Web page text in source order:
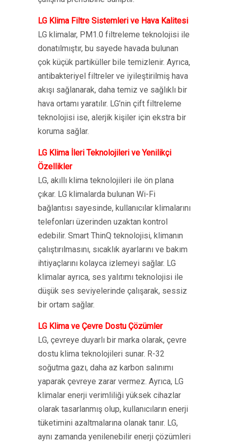
LG Klima Filtre Sistemleri ve Hava Kalitesi
LG klimalar, PM1.0 filtreleme teknolojisi ile
donatılmıştır, bu sayede havada bulunan
çok küçük partiküller bile temizlenir. Ayrıca,
antibakteriyel filtreler ve iyileştirilmiş hava
akışı sağlanarak, daha temiz ve sağlıklı bir
hava ortamı yaratılır. LG’nin çift filtreleme
teknolojisi ise, alerjik kişiler için ekstra bir
koruma sağlar.
LG Klima İleri Teknolojileri ve Yenilikçi
Özellikler
LG, akıllı klima teknolojileri ile ön plana
çıkar. LG klimalarda bulunan Wi-Fi
bağlantısı sayesinde, kullanıcılar klimalarını
telefonları üzerinden uzaktan kontrol
edebilir. Smart ThinQ teknolojisi, klimanın
çalıştırılmasını, sıcaklık ayarlarını ve bakım
ihtiyaçlarını kolayca izlemeyi sağlar. LG
klimalar ayrıca, ses yalıtımı teknolojisi ile
düşük ses seviyelerinde çalışarak, sessiz
bir ortam sağlar.
LG Klima ve Çevre Dostu Çözümler
LG, çevreye duyarlı bir marka olarak, çevre
dostu klima teknolojileri sunar. R-32
soğutma gazı, daha az karbon salınımı
yaparak çevreye zarar vermez. Ayrıca, LG
klimalar enerji verimliliği yüksek cihazlar
olarak tasarlanmış olup, kullanıcıların enerji
tüketimini azaltmalarına olanak tanır. LG,
aynı zamanda yenilenebilir enerji çözümleri